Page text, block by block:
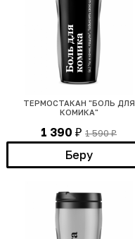
ТЕРМОСТАКАН "БОЛЬ ДЛЯ
КОМИКА"
1 390 ₽ 1 590₽
Беру